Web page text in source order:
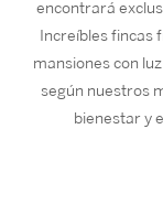
encontrará
Increíbles fincas
mansiones con
según nuestros
bienestar y